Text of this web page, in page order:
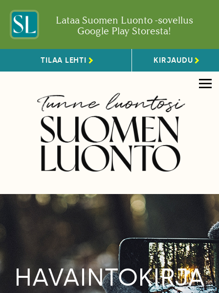
Lataa Suomen Luonto -sovellus
Google Play Storesta!
TILAA LEHTI KIRJAUDU
HAVAINTOKIRJA